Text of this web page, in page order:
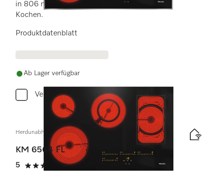
in 806 mm Breite für besonders komfortables
Kochen.
Produktdatenblatt
Ab Lager verfügbar
Vergleichen
Herdunabhängiges Elektrokochfeld
KM 6564 FL
5
5 Sterne von 5
(1 Bewertung)